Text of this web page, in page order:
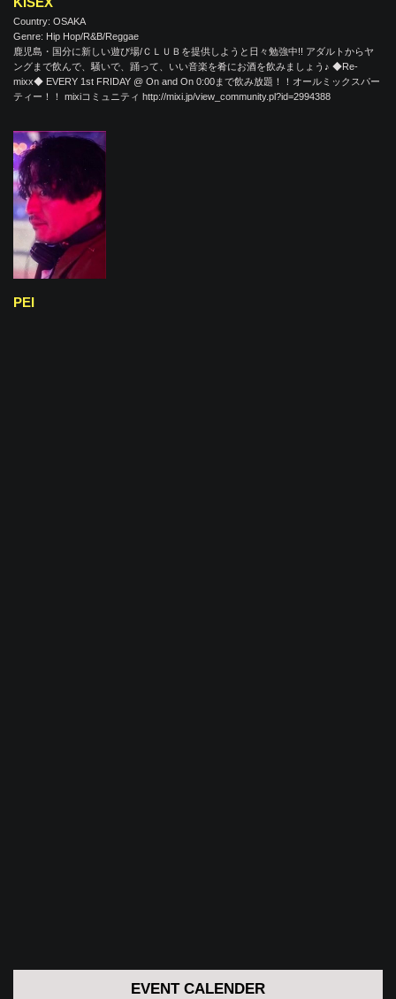
Country: OSAKA
Genre: Hip Hop/R&B/Reggae
鹿児島・国分に新しい遊び場/ＣＬＵＢを提供しようと日々勉強中!! アダルトからヤ
ングまで飲んで、騒いで、踊って、いい音楽を肴にお酒を飲みましょう♪ ◆Re-
mixx◆ EVERY 1st FRIDAY @ On and On 0:00まで飲み放題！！オールミックスパー
ティー！！ mixiコミュニティ http://mixi.jp/view_community.pl?id=2994388
PEI
EVENT CALENDER